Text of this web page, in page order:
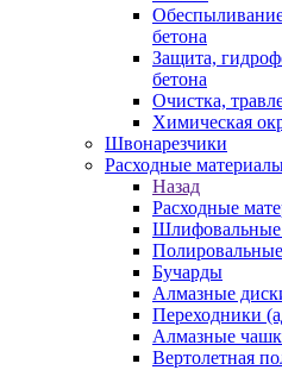
бетона
Защита,
бетона
Очистка,
Химическая
Швонарезчики
Расходные
Назад
Расходные
Шлифовальные
Бучарды
Алмазные
Переходники
Алмазные
Вертолетная